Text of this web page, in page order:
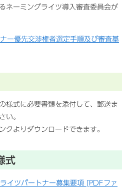
ネーミングライツ導入審査委員会が
ー優先交渉権者選定手順及び審査基
様式に必要書類を添付して、郵送ま
い。
クよりダウンロードできます。
式
イツパートナー募集要項 [PDFファ